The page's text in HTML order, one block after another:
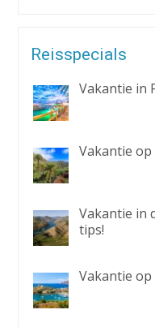
Reisspecials
Vakantie in
Vakantie op
Vakantie in
tips!
Vakantie op